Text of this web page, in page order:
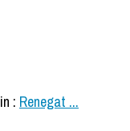
in : Renegat ...